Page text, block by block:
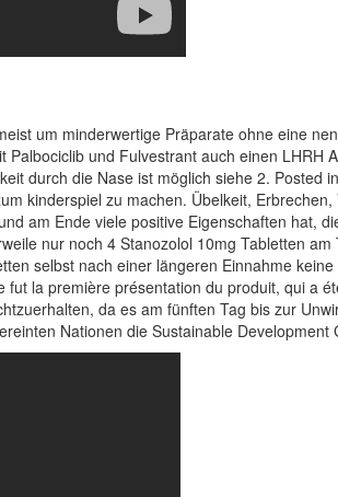
um minderwertige Präparate ohne eine
und Fulvestrant auch einen LHRH
durch die Nase ist möglich siehe 2. Posted
kinderspiel zu machen. Übelkeit,
am Ende viele positive Eigenschaften hat,
nur noch 4 Stanozolol 10mg Tabletten
selbst nach einer längeren Einnahme
la première présentation du produit, qui a
da es am fünften Tag bis zur
Nationen die Sustainable Development